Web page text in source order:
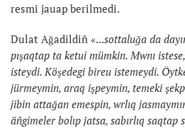
resmi jauap berilmedi.
Dulat Ağadildiñ «...sottaluğa da
pışaqtap ta ketui mümkin. Mwnı
isteydi. Köşedegi bireu istemeydi.
jürmeymin, araq işpeymin, temeki
jibin attağan emespin, wrlıq
äñgimeler bolıp jatsa, sabırlıq saqtap